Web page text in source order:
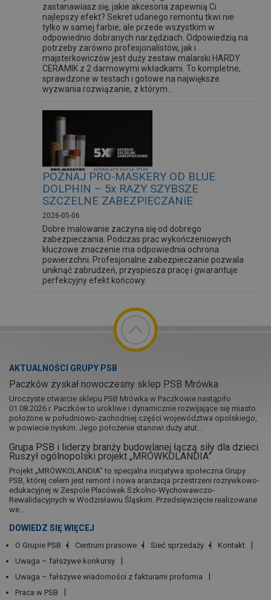
zastanawiasz się, jakie akcesoria zapewnią Ci
najlepszy efekt? Sekret udanego remontu tkwi nie
tylko w samej farbie, ale przede wszystkim w
odpowiednio dobranych narzędziach. Odpowiedzią na
potrzeby zarówno profesjonalistów, jak i
majsterkowiczów jest duży zestaw malarski HARDY
CERAMIK z 2 darmowymi wkładkami. To kompletne,
sprawdzone w testach i gotowe na największe
wyzwania rozwiązanie, z którym...
POZNAJ PRO-MASKERY OD BLUE
DOLPHIN – 5x RAZY SZYBSZE
SZCZELNE ZABEZPIECZANIE
2026-05-06
Dobre malowanie zaczyna się od dobrego
zabezpieczania. Podczas prac wykończeniowych
kluczowe znaczenie ma odpowiednia ochrona
powierzchni. Profesjonalne zabezpieczanie pozwala
uniknąć zabrudzeń, przyspiesza pracę i gwarantuje
perfekcyjny efekt końcowy.
AKTUALNOŚCI GRUPY PSB
Paczków zyskał nowoczesny sklep PSB Mrówka
Uroczyste otwarcie sklepu PSB Mrówka w Paczkowie nastąpiło
01.08.2026 r. Paczków to urokliwe i dynamicznie rozwijające się miasto
położone w południowo-zachodniej części województwa opolskiego,
w powiecie nyskim. Jego położenie stanowi duży atut...
Grupa PSB i liderzy branży budowlanej łączą siły dla dzieci.
Ruszył ogólnopolski projekt „MRÓWKOLANDIA”
Projekt „MRÓWKOLANDIA” to specjalna inicjatywa społeczna Grupy
PSB, której celem jest remont i nowa aranżacja przestrzeni rozrywkowo-
edukacyjnej w Zespole Placówek Szkolno-Wychowawczo-
Rewalidacyjnych w Wodzisławiu Śląskim. Przedsięwzięcie realizowane
we...
DOWIEDZ SIĘ WIĘCEJ
O Grupie PSB Centrum prasowe Sieć sprzedaży
Kontakt
Uwaga – fałszywe konkursy
Uwaga – fałszywe wiadomości z fakturami proforma
Praca w PSB